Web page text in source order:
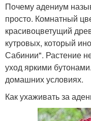
Почему адениум
просто. Комнатный
красивоцветущий
кутровых, который
Сабинии". Растение
уход яркими
домашних условиях.
Как ухаживать за